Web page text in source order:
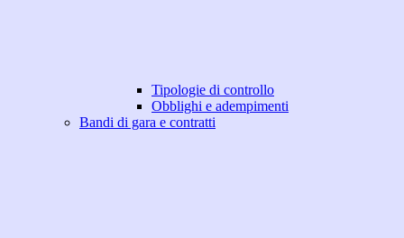
Tipologie di controllo
Obblighi e adempimenti
Bandi di gara e contratti